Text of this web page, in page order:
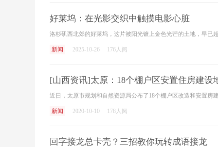
好莱坞：在光影交织中触摸电影心脏
新闻 2025-10-26 176人阅
[山西资讯]太原：18个棚户区安置住房建设
新闻 2020-10-10 178人阅
回字接龙总卡壳？三招教你玩转成语接龙